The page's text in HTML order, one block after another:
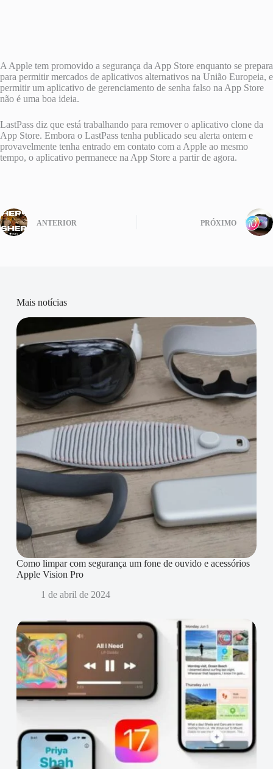
A Apple tem promovido a segurança da ‌App Store‌ enquanto se prepara
para permitir mercados de aplicativos alternativos na União Europeia, e
permitir um aplicativo de gerenciamento de senha falso na ‌App Store‌
não é uma boa ideia.
LastPass diz que está trabalhando para remover o aplicativo clone da
‌App Store‌. Embora o LastPass tenha publicado seu alerta ontem e
provavelmente tenha entrado em contato com a Apple ao mesmo
tempo, o aplicativo permanece na ‌App Store‌ a partir de agora.
ANTERIOR PRÓXIMO
Mais notícias
Como limpar com segurança um fone de ouvido e acessórios
Apple Vision Pro
1 de abril de 2024